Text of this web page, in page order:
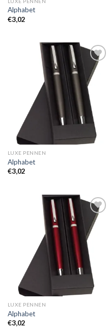
Alphabet
€3,02
Toevoegen
aan
wenslijst
LUXE PENNEN
Alphabet
€3,02
Toevoegen
aan
wenslijst
LUXE PENNEN
Alphabet
€3,02